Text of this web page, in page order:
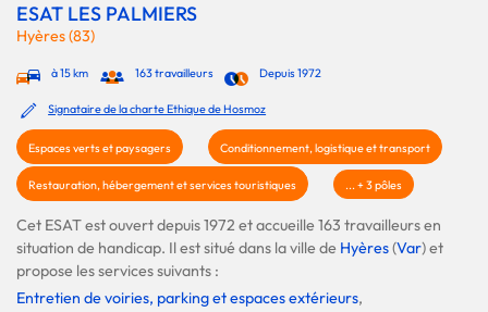
ESAT LES PALMIERS
Hyères (83)
à 15 km 163 travailleurs Depuis 1972
Signataire de la charte Ethique de Hosmoz
Espaces verts et paysagers Conditionnement, logistique et transport
Restauration, hébergement et services touristiques ... + 3 pôles
Cet ESAT est ouvert depuis 1972 et accueille 163 travailleurs en
situation de handicap. Il est situé dans la ville de Hyères(Var) et
propose les services suivants :
Entretien de voiries, parking et espaces extérieurs,